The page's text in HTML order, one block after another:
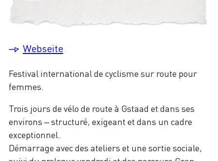
Festival international de cyclisme sur route pour
femmes.
Trois jours de vélo de route à Gstaad et dans ses
environs – structuré, exigeant et dans un cadre
exceptionnel.
Démarrage avec des ateliers et une sortie sociale,
Webseite